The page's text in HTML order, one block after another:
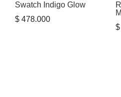
Swatch Indigo Glow
$ 478.000
$